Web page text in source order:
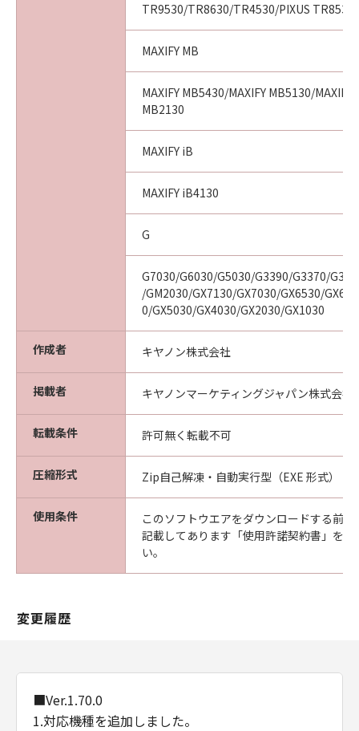
TR9530/TR8630/TR4530/PIXUS
MAXIFY MB
MAXIFY MB5430/MAXIFY MB5130/MAXIFY
MB2130
MAXIFY iB
MAXIFY iB4130
G
G7030/G6030/G5030/G3390/G3370/
/GM2030/GX7130/GX7030/GX6530/
0/GX5030/GX4030/GX2030/GX1030
作成者 キヤノン株式会社
掲載者 キヤノンマーケティングジャパン株式会社
転載条件 許可無く転載不可
圧縮形式 Zip自己解凍・自動実行型（EXE 形式）
使用条件
このソフトウエアをダウンロードする前
記載してあります「使用許諾契約書」を
い。
変更履歴
■Ver.1.70.0
1.対応機種を追加しました。